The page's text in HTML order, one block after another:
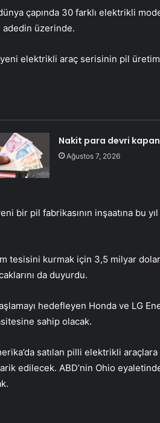
çapında 30 farklı elektrikli
adedin üzerinde.
elektrikli araç serisinin pil
Nakit para devri
Ağustos 7, 2026
bir pil fabrikasının inşaatına bu yıl
tesisini kurmak için 3,5 milyar dolar
da duyurdu.
hedefleyen Honda ve LG
sahip olacak.
satılan pilli elektrikli
edilecek. ABD’nin Ohio